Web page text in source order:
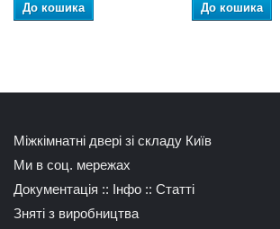
До кошика
До кошика
Міжкімнатні двері зі складу Київ
Ми в соц. мережах
Документація :: Інфо :: Статті
Зняті з виробництва